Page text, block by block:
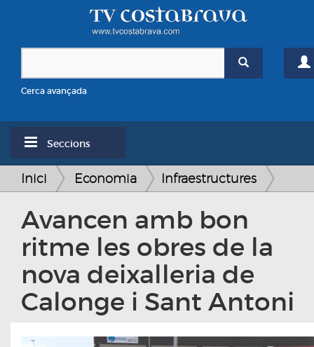
Cerca avançada
Seccions
Inici Economia Infraestructures
Avancen amb bon
ritme les obres de la
nova deixalleria de
Calonge i Sant Antoni